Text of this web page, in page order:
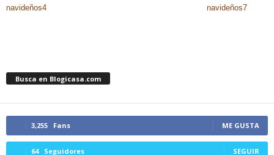
Busca en Blogicasa.com
3,255 Fans ME GUSTA
64 Seguidores SEGUIR